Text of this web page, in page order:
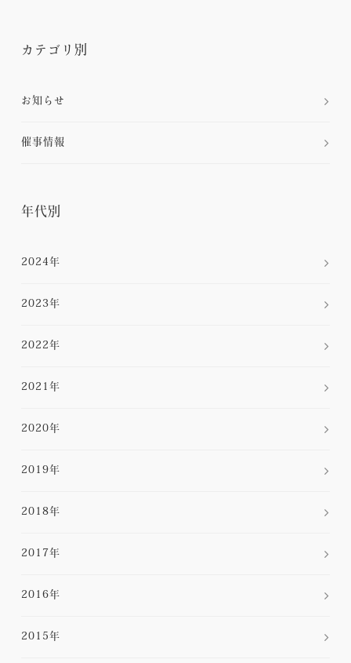
カテゴリ別
お知らせ
催事情報
年代別
2024年
2023年
2022年
2021年
2020年
2019年
2018年
2017年
2016年
2015年